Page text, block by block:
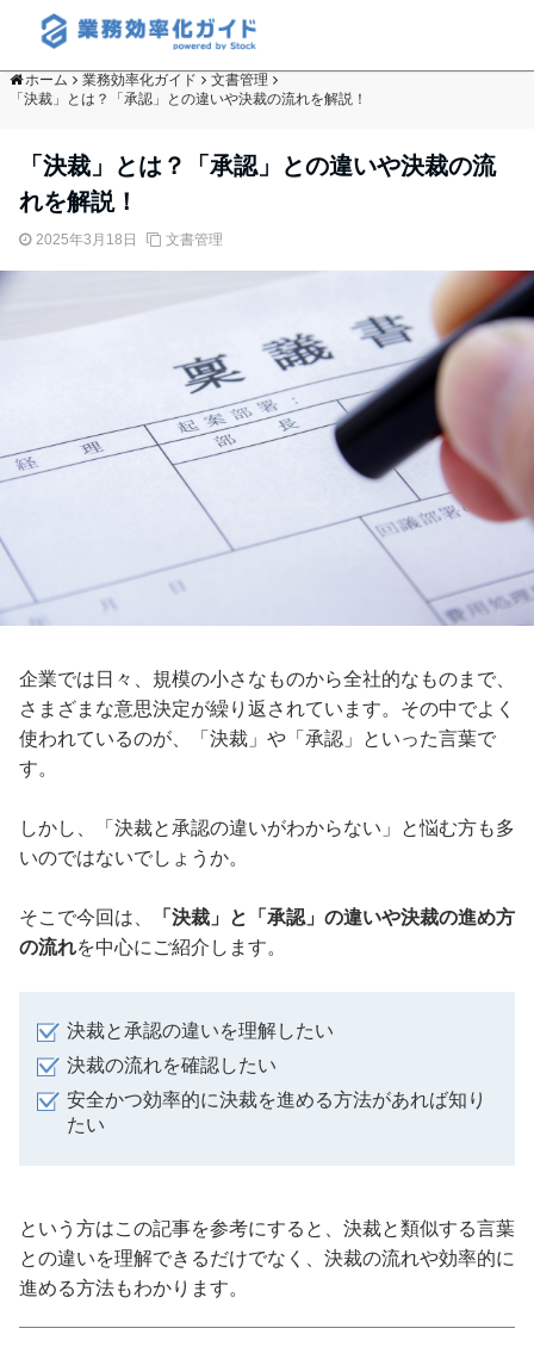
ホーム 業務効率化ガイド
文書管理
「決裁」とは？「承認」との違いや決裁の流れを解説！
「決裁」とは？「承認」との違いや決裁の流
れを解説！
2025年3月18日 文書管理
企業では日々、規模の小さなものから全社的なものまで、
さまざまな意思決定が繰り返されています。その中でよく
使われているのが、「決裁」や「承認」といった言葉で
す。
しかし、「決裁と承認の違いがわからない」と悩む方も多
いのではないでしょうか。
そこで今回は、
「決裁」と「承認」の違いや決裁の進め方
の流れを中心にご紹介します。
決裁と承認の違いを理解したい
決裁の流れを確認したい
安全かつ効率的に決裁を進める方法があれば知り
たい
という方はこの記事を参考にすると、決裁と類似する言葉
との違いを理解できるだけでなく、決裁の流れや効率的に
進める方法もわかります。